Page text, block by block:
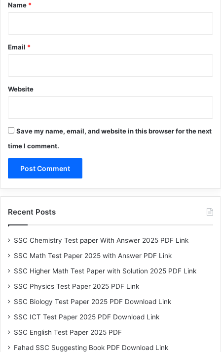
*
Name *
Email *
Website
Save my name, email, and website in this browser for the next
time I comment.
Recent Posts
SSC Chemistry Test paper With Answer 2025 PDF Link
SSC Math Test Paper 2025 with Answer PDF Link
SSC Higher Math Test Paper with Solution 2025 PDF Link
SSC Physics Test Paper 2025 PDF Link
SSC Biology Test Paper 2025 PDF Download Link
SSC ICT Test Paper 2025 PDF Download Link
SSC English Test Paper 2025 PDF
Fahad SSC Suggesting Book PDF Download Link